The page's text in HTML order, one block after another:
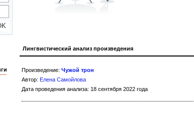
Лингвистический анализ произведения
Произведение: Чужой трон
Автор: Елена Самойлова
Дата проведения анализа: 18 сентября 2022 года